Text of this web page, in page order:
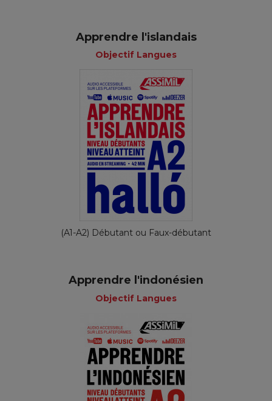
Apprendre l'islandais
Objectif Langues
(A1-A2) Débutant ou Faux-débutant
Apprendre l'indonésien
Objectif Langues